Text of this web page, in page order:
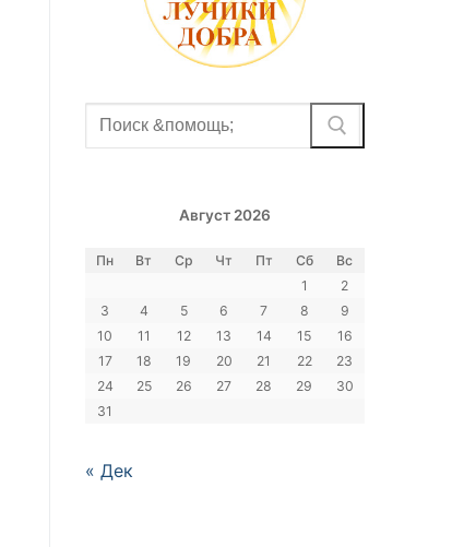
Найти:
Август 2026
Пн Вт Ср Чт Пт Сб
Вс
1
2
3
4 5 6 7 8
9
10
11 12 13 14 15
16
17
18 19 20 21 22
23
24
25 26 27 28 29
30
31
« Дек